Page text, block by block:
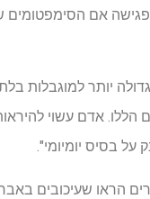
אם
יותר למוגבלות
הללו. אדם עשוי
בסיס יומיומי".
הראו שעיכובים